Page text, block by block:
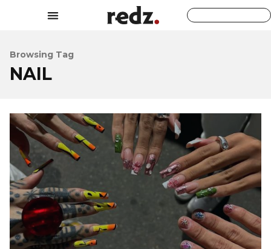
Browsing Tag
NAIL